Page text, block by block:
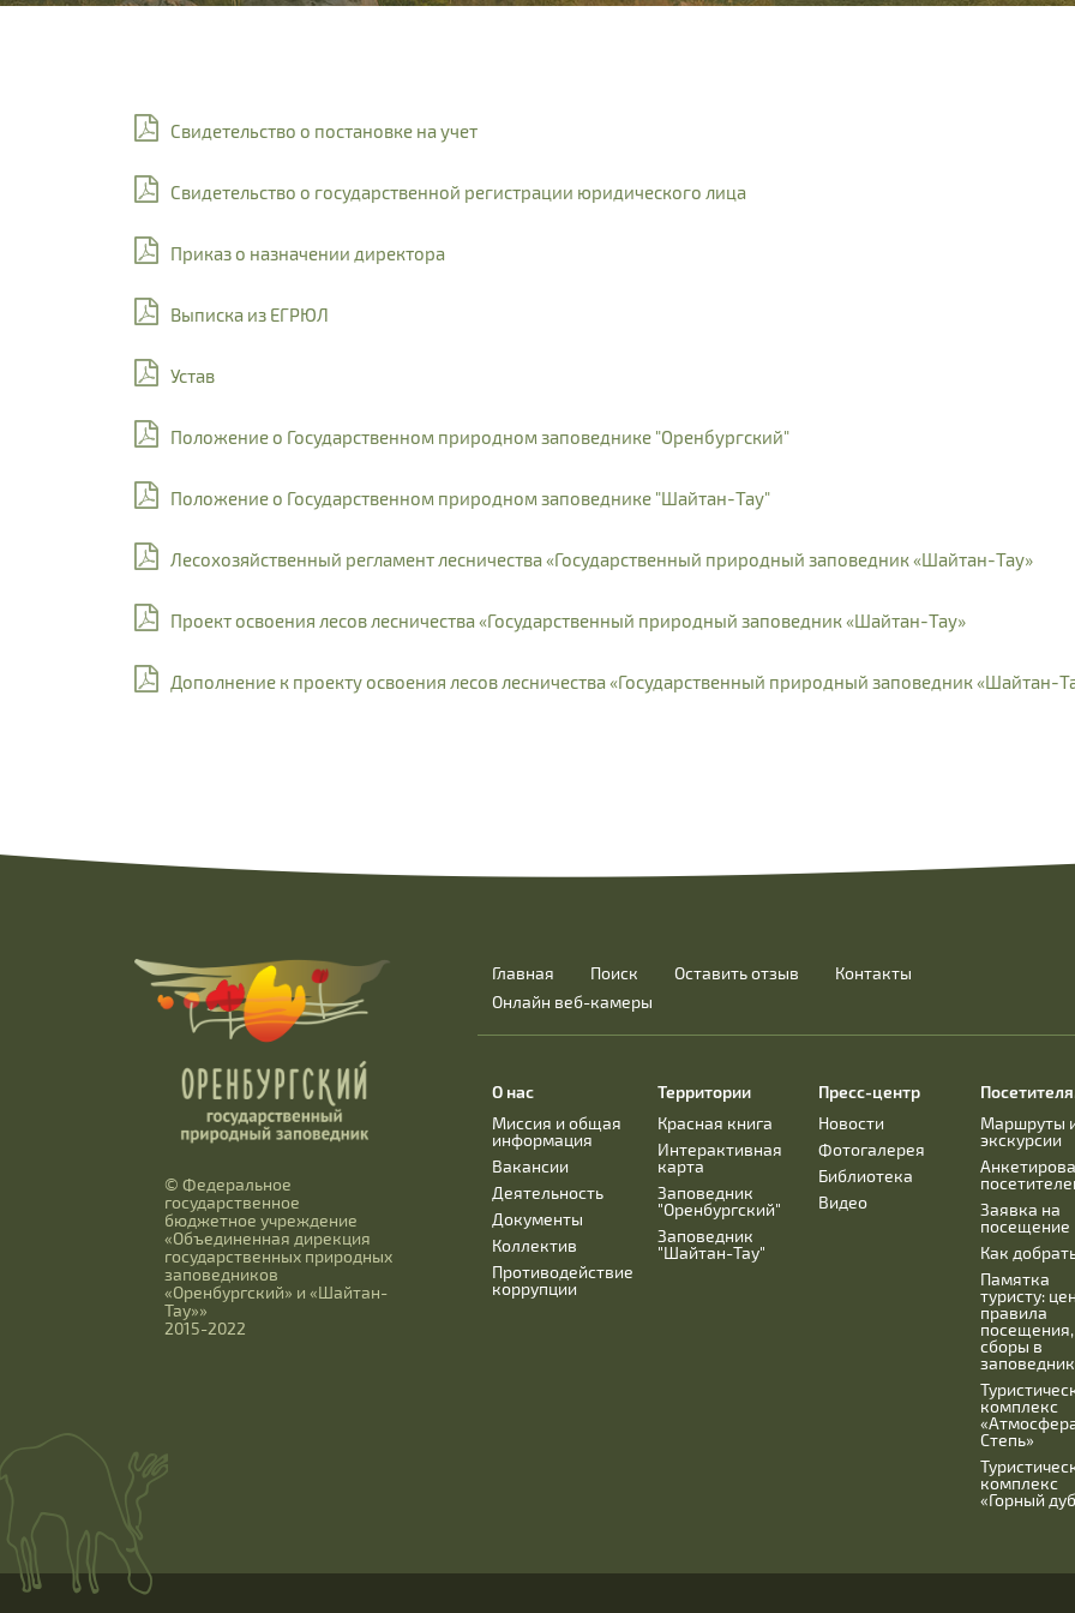
Свидетельство о постановке на учет
Свидетельство о государственной регистрации юридического лица
Приказ о назначении директора
Выписка из ЕГРЮЛ
Устав
Положение о Государственном природном заповеднике "Оренбургский"
Положение о Государственном природном заповеднике "Шайтан-Тау"
Лесохозяйственный регламент лесничества «Государственный природный заповедник «Шайтан-Тау»
Проект освоения лесов лесничества «Государственный природный заповедник «Шайтан-Тау»
Дополнение к проекту освоения лесов лесничества «Государственный природный заповедник «Шайтан-
© Федеральное
государственное
бюджетное учреждение
«Объединенная дирекция
государственных природных
заповедников
«Оренбургский» и «Шайтан-
Тау»»
2015-2022
Главная Поиск Оставить отзыв
Контакты
Онлайн веб-камеры
О нас
Миссия и общая
информация
Вакансии
Деятельность
Документы
Коллектив
Противодействие
коррупции
Территории
Красная книга
Интерактивная
карта
Заповедник
"Оренбургский"
Заповедник
"Шайтан-Тау"
Пресс-центр
Новости
Фотогалерея
Библиотека
Видео
Маршруты
экскурсии
Заявка на
посещение
Как
Памятка
туристу:
правила
посещения,
сборы в
заповедник
комплекс
Степь»
комплекс
«Горный